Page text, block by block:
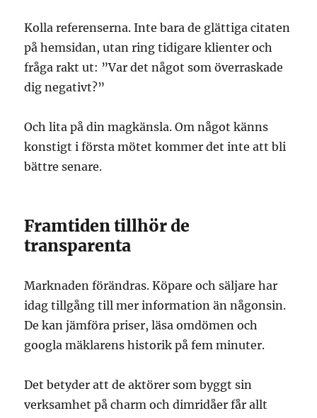
Kolla referenserna. Inte bara de glättiga citaten
på hemsidan, utan ring tidigare klienter och
fråga rakt ut: ”Var det något som överraskade
dig negativt?”
Och lita på din magkänsla. Om något känns
konstigt i första mötet kommer det inte att bli
bättre senare.
Framtiden tillhör de
transparenta
Marknaden förändras. Köpare och säljare har
idag tillgång till mer information än någonsin.
De kan jämföra priser, läsa omdömen och
googla mäklarens historik på fem minuter.
Det betyder att de aktörer som byggt sin
verksamhet på charm och dimridåer får allt